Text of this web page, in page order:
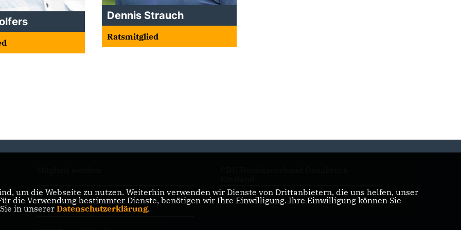
Dennis Strauch
Ratsmitglied
CDU in Niedersachsen CDU Kreistagsfraktion Emsland
um die Webseite zu nutzen. Weiterhin verwenden wir Dienste von Drittanbietern, die uns helfen, unser
die Verwendung bestimmter Dienste, benötigen wir Ihre Einwilligung. Ihre Einwilligung können Sie
in unserer Datenschutzerklärung.